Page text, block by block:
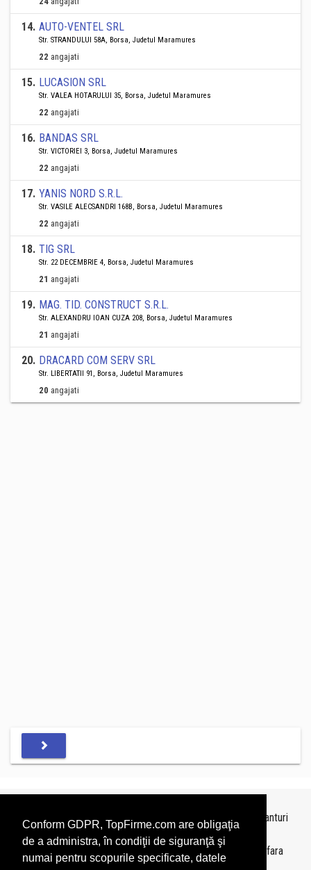
Conform GDPR, TopFirme.com are obligaţia
de a administra, în condiţii de siguranţă şi
numai pentru scopurile specificate, datele
14. AUTO-VENTEL SRL
Str. STRANDULUI 58A, Borsa, Judetul Maramures
22 angajati
15. LUCASION SRL
Str. VALEA HOTARULUI 35, Borsa, Judetul Maramures
22 angajati
16. BANDAS SRL
Str. VICTORIEI 3, Borsa, Judetul Maramures
22 angajati
17. YANIS NORD S.R.L.
Str. VASILE ALECSANDRI 168B, Borsa, Judetul Maramures
22 angajati
18. TIG SRL
Str. 22 DECEMBRIE 4, Borsa, Judetul Maramures
21 angajati
19. MAG. TID. CONSTRUCT S.R.L.
Str. ALEXANDRU IOAN CUZA 208, Borsa, Judetul Maramures
21 angajati
20. DRACARD COM SERV SRL
Str. LIBERTATII 91, Borsa, Judetul Maramures
20 angajati
Topurile sunt realizate deTopFirme
pe baza ultimelor bilanturi
depuse si au scop informativ.
Este interzisa folosirea topurilor fara acordul TopFirme si fara